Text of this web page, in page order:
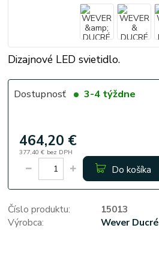
Dizajnové LED svietidlo.
Dostupnosť 3-4 týždne
464,20 €
377,40 € bez DPH
Do košíka
Číslo produktu:
15013
Výrobca:
Wever Ducré